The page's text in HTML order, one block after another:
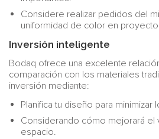
Considere realizar pedidos del
uniformidad de color en
Inversión inteligente
Bodaq ofrece una excelente
comparación con los materiales
inversión mediante:
Planifica tu diseño para minimizar
Considerando cómo mejorará el
espacio.